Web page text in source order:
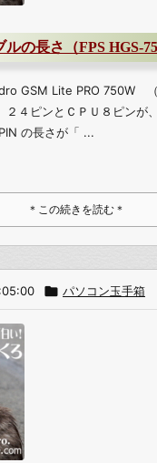
の長さ（FPS HGS-
GSM Lite PRO 750W
２４ピンとＣＰＵ８ピンが
の長さが「 ...
＊この続きを読む＊
 パソコン玉手箱